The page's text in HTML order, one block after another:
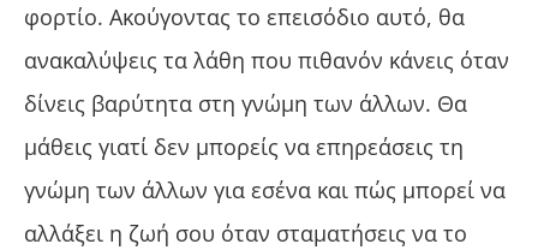
φορτίο. Ακούγοντας το επεισόδιο αυτό, θα
ανακαλύψεις τα λάθη που πιθανόν κάνεις όταν
δίνεις βαρύτητα στη γνώμη των άλλων. Θα
μάθεις γιατί δεν μπορείς να επηρεάσεις τη
γνώμη των άλλων για εσένα και πώς μπορεί να
αλλάξει η ζωή σου όταν σταματήσεις να το